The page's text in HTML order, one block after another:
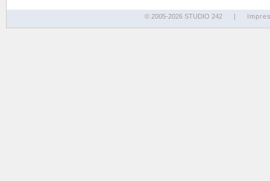
© 2005-2026 STUDIO 242 |